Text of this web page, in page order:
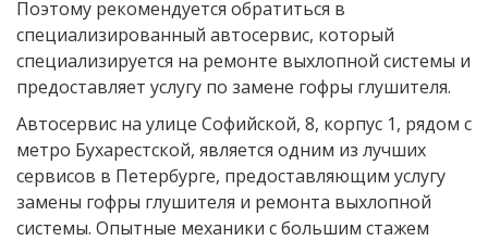
Поэтому рекомендуется обратиться в
специализированный автосервис, который
специализируется на ремонте выхлопной системы и
предоставляет услугу по замене гофры глушителя.
Автосервис на улице Софийской, 8, корпус 1, рядом с
метро Бухарестской, является одним из лучших
сервисов в Петербурге, предоставляющим услугу
замены гофры глушителя и ремонта выхлопной
системы. Опытные механики с большим стажем